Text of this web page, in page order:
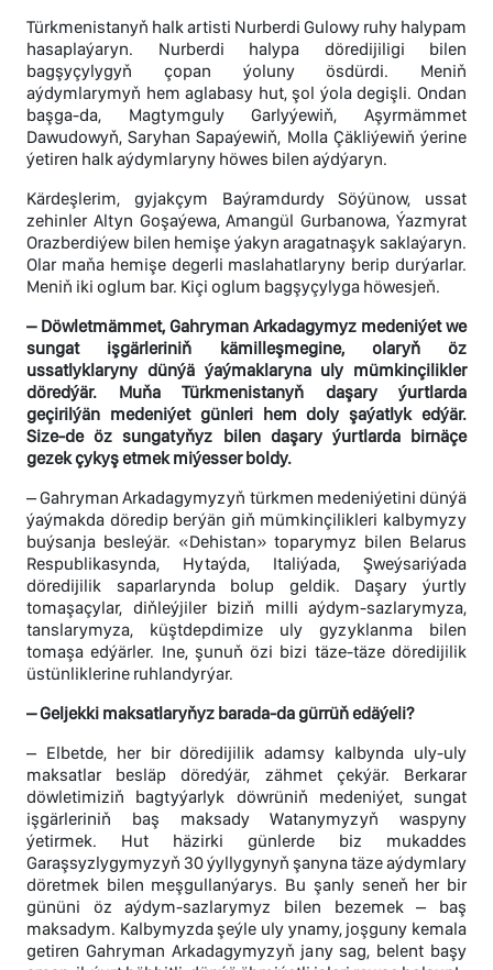
Türkmenistanyň halk artisti Nurberdi Gulowy ruhy halypam
hasaplaýaryn. Nurberdi halypa döredijiligi bilen
bagşyçylygyň çopan ýoluny ösdürdi. Meniň
aýdymlarymyň hem aglabasy hut, şol ýola degişli. Ondan
başga-da, Magtymguly Garlyýewiň, Aşyrmämmet
Dawudowyň, Saryhan Sapaýewiň, Molla Çäkliýewiň ýerine
ýetiren halk aýdymlaryny höwes bilen aýdýaryn.
Kärdeşlerim, gyjakçym Baýramdurdy Söýünow, ussat
zehinler Altyn Goşaýewa, Amangül Gurbanowa, Ýazmyrat
Orazberdiýew bilen hemişe ýakyn aragatnaşyk saklaýaryn.
Olar maňa hemişe degerli maslahatlaryny berip durýarlar.
Meniň iki oglum bar. Kiçi oglum bagşyçylyga höwesjeň.
– Döwletmämmet, Gahryman Arkadagymyz medeniýet we
sungat işgärleriniň kämilleşmegine, olaryň öz
ussatlyklaryny dünýä ýaýmaklaryna uly mümkinçilikler
döredýär. Muňa Türkmenistanyň daşary ýurtlarda
geçirilýän medeniýet günleri hem doly şaýatlyk edýär.
Size-de öz sungatyňyz bilen daşary ýurtlarda birnäçe
gezek çykyş etmek miýesser boldy.
– Gahryman Arkadagymyzyň türkmen medeniýetini dünýä
ýaýmakda döredip berýän giň mümkinçilikleri kalbymyzy
buýsanja besleýär. «Dehistan» toparymyz bilen Belarus
Respublikasynda, Hytaýda, Italiýada, Şweýsariýada
döredijilik saparlarynda bolup geldik. Daşary ýurtly
tomaşaçylar, diňleýjiler biziň milli aýdym-sazlarymyza,
tanslarymyza, küştdepdimize uly gyzyklanma bilen
tomaşa edýärler. Ine, şunuň özi bizi täze-täze döredijilik
üstünliklerine ruhlandyrýar.
– Geljekki maksatlaryňyz barada-da gürrüň edäýeli?
– Elbetde, her bir döredijilik adamsy kalbynda uly-uly
maksatlar besläp döredýär, zähmet çekýär. Berkarar
döwletimiziň bagtyýarlyk döwrüniň medeniýet, sungat
işgärleriniň baş maksady Watanymyzyň waspyny
ýetirmek. Hut häzirki günlerde biz mukaddes
Garaşsyzlygymyzyň 30 ýyllygynyň şanyna täze aýdymlary
döretmek bilen meşgullanýarys. Bu şanly seneň her bir
gününi öz aýdym-sazlarymyz bilen bezemek – baş
maksadym. Kalbymyzda şeýle uly ynamy, joşguny kemala
getiren Gahryman Arkadagymyzyň jany sag, belent başy